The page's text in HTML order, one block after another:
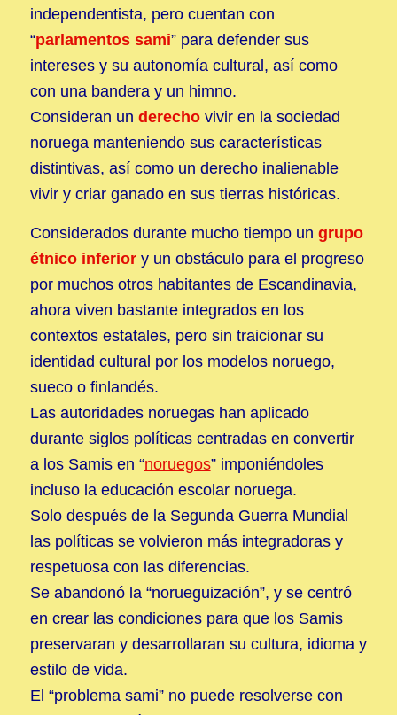
independentista, pero cuentan con
“parlamentos sami” para defender sus
intereses y su autonomía cultural, así como
con una bandera y un himno.
Consideran un derechovivir en la sociedad
noruega manteniendo sus características
distintivas, así como un derecho inalienable
vivir y criar ganado en sus tierras históricas.
Considerados durante mucho tiempo un grupo
étnico inferiory un obstáculo para el progreso
por muchos otros habitantes de Escandinavia,
ahora viven bastante integrados en los
contextos estatales, pero sin traicionar su
identidad cultural por los modelos noruego,
sueco o finlandés.
Las autoridades noruegas han aplicado
durante siglos políticas centradas en convertir
a los Samis en “noruegos” imponiéndoles
incluso la educación escolar noruega.
Solo después de la Segunda Guerra Mundial
las políticas se volvieron más integradoras y
respetuosa con las diferencias.
Se abandonó la “norueguización”, y se centró
en crear las condiciones para que los Samis
preservaran y desarrollaran su cultura, idioma y
estilo de vida.
El “problema sami” no puede resolverse con